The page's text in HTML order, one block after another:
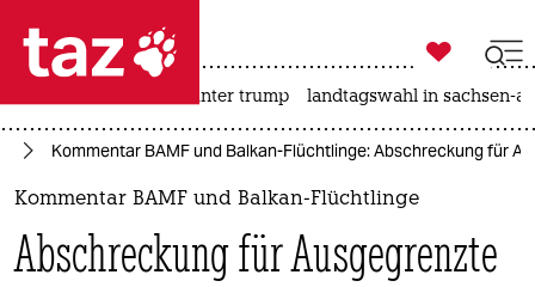
 taz zahl ich
taz zahl ich
politik

taz zahl ich
usa unter trump landtagswahl in sachsen-
Kommentar BAMF und Balkan-Flüchtlinge: Abschreckung für
Kommentar BAMF und Balkan-Flüchtlinge
Abschreckung für Ausgegrenzte